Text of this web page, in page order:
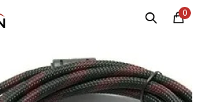
0
MI CUENTA
Contacto Sucursales